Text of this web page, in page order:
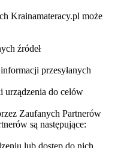
Krainamateracy.pl może
źródeł
przesyłanych
urządzenia do celów
Zaufanych Partnerów
są następujące:
lub dostęp do nich